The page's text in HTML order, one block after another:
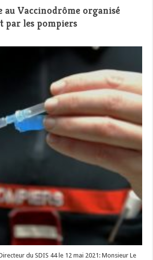
au Vaccinodrôme organisé
par les pompiers
du SDIS 44 le 12 mai 2021: Monsieur Le